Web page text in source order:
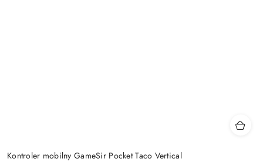
Kontroler mobilny GameSir Pocket Taco Vertical